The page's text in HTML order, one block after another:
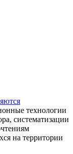
технологии
систематизации
на территории